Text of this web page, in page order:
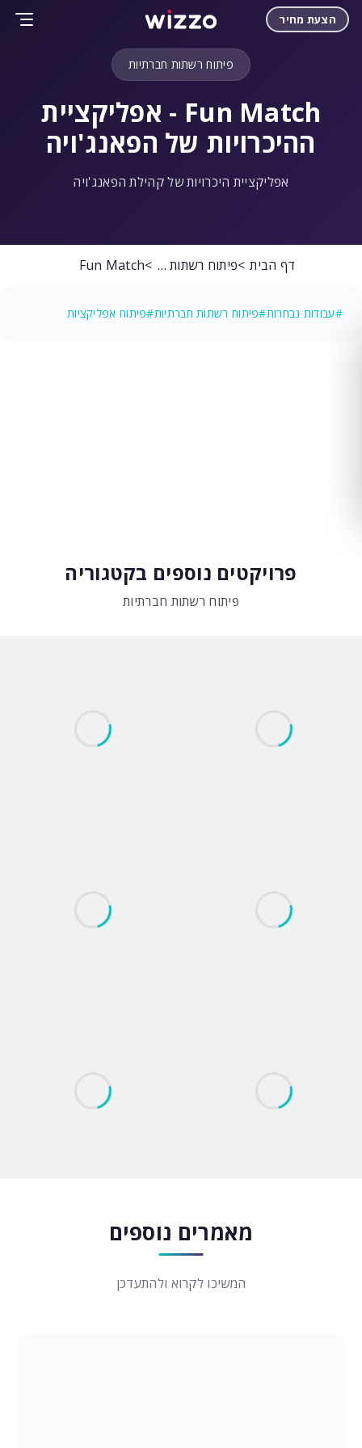
הצעת מחיר
פיתוח רשתות חברתיות
Fun Match - אפליקציית
ההיכרויות של הפאנג'ויה
אפליקציית היכרויות של קהילת הפאנג'ויה
דף הבית פיתוח רשתות חברתיות Fun Match
#עבודות נבחרות#פיתוח רשתות חברתיות#פיתוח אפליקציות
פרויקטים נוספים בקטגוריה
פיתוח רשתות חברתיות
מאמרים נוספים
המשיכו לקרוא ולהתעדכן